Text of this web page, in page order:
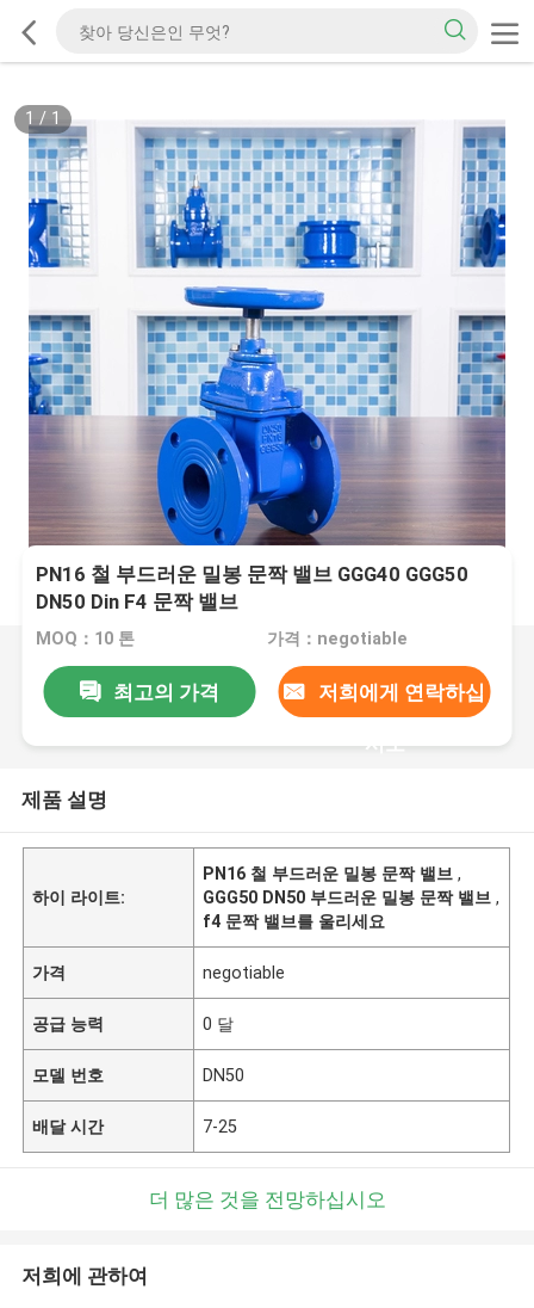
1 / 1
PN16 철 부드러운 밀봉 문짝 밸브 GGG40 GGG50
DN50 Din F4 문짝 밸브
MOQ：10 톤 가격：negotiable
최고의 가격 저희에게 연락하십
시오
제품 설명
하이 라이트:
PN16 철 부드러운 밀봉 문짝 밸브,
GGG50 DN50 부드러운 밀봉 문짝 밸브,
f4 문짝 밸브를 울리세요
가격 negotiable
공급 능력 0 달
모델 번호 DN50
배달 시간 7-25
더 많은 것을 전망하십시오
저희에 관하여